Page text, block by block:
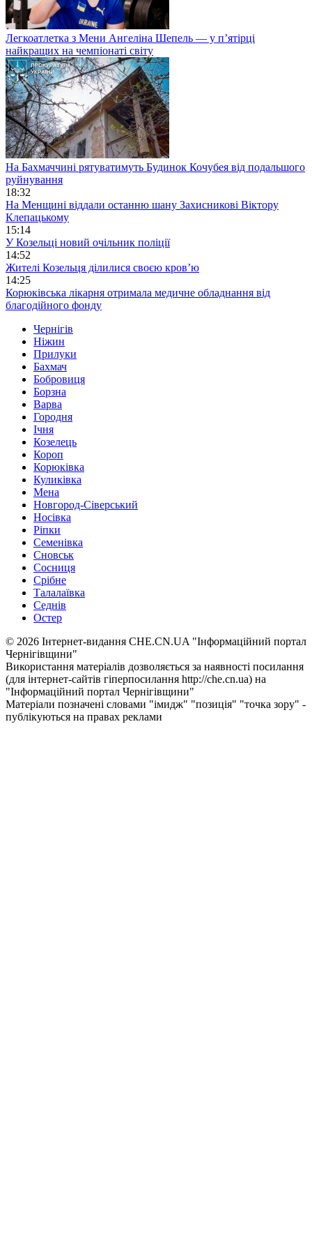
Легкоатлетка з Мени Ангеліна Шепель — у п’ятірці
найкращих на чемпіонаті світу
На Бахмаччині рятуватимуть Будинок Кочубея від подальшого
руйнування
18:32
На Менщині віддали останню шану Захисникові Віктору
Клепацькому
15:14
У Козельці новий очільник поліції
14:52
Жителі Козельця ділилися своєю кров’ю
14:25
Корюківська лікарня отримала медичне обладнання від
благодійного фонду
Чернігів
Ніжин
Прилуки
Бахмач
Бобровиця
Борзна
Варва
Городня
Ічня
Козелець
Короп
Корюківка
Куликівка
Мена
Новгород-Сіверський
Носівка
Ріпки
Семенівка
Сновськ
Сосниця
Срібне
Талалаївка
Седнів
Остер
© 2026 Інтернет-видання CHE.CN.UA "Інформаційний портал
Чернiгiвщини"
Використання матеріалів дозволяється за наявності посилання
(для інтернет-сайтів гіперпосилання http://che.cn.ua) на
"Інформаційний портал Чернiгiвщини"
Матеріали позначені словами "імидж" "позиція" "точка зору" -
публікуються на правах реклами